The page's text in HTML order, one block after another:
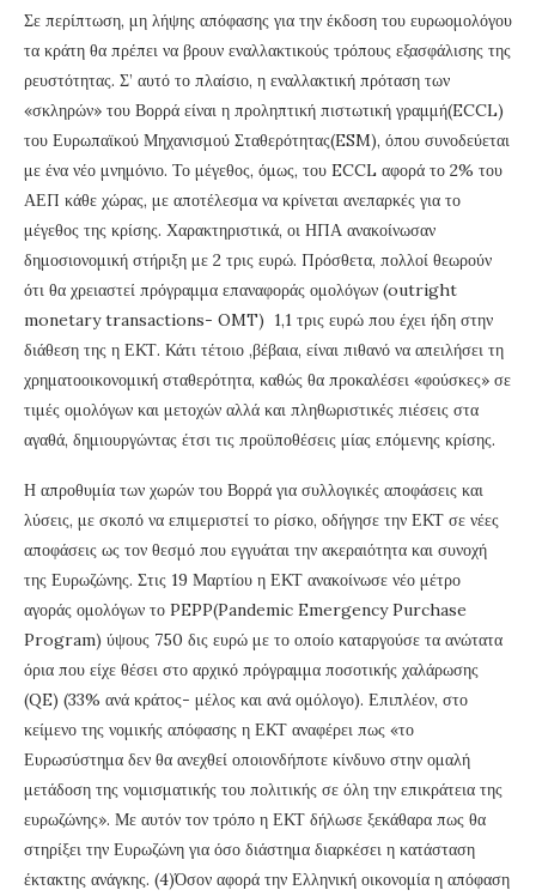
Σε περίπτωση, μη λήψης απόφασης για την έκδοση του ευρωομολόγου
τα κράτη θα πρέπει να βρουν εναλλακτικούς τρόπους εξασφάλισης της
ρευστότητας. Σ’ αυτό το πλαίσιο, η εναλλακτική πρόταση των
«σκληρών» του Βορρά είναι η προληπτική πιστωτική γραμμή(ECCL)
του Ευρωπαϊκού Μηχανισμού Σταθερότητας(ESM), όπου συνοδεύεται
με ένα νέο μνημόνιο. Το μέγεθος, όμως, του ECCL αφορά το 2% του
ΑΕΠ κάθε χώρας, με αποτέλεσμα να κρίνεται ανεπαρκές για το
μέγεθος της κρίσης. Χαρακτηριστικά, οι ΗΠΑ ανακοίνωσαν
δημοσιονομική στήριξη με 2 τρις ευρώ. Πρόσθετα, πολλοί θεωρούν
ότι θα χρειαστεί πρόγραμμα επαναφοράς ομολόγων (outright
monetary transactions- OMT) 1,1 τρις ευρώ που έχει ήδη στην
διάθεση της η ΕΚΤ. Κάτι τέτοιο ,βέβαια, είναι πιθανό να απειλήσει τη
χρηματοοικονομική σταθερότητα, καθώς θα προκαλέσει «φούσκες» σε
τιμές ομολόγων και μετοχών αλλά και πληθωριστικές πιέσεις στα
αγαθά, δημιουργώντας έτσι τις προϋποθέσεις μίας επόμενης κρίσης.
Η απροθυμία των χωρών του Βορρά για συλλογικές αποφάσεις και
λύσεις, με σκοπό να επιμεριστεί το ρίσκο, οδήγησε την ΕΚΤ σε νέες
αποφάσεις ως τον θεσμό που εγγυάται την ακεραιότητα και συνοχή
της Ευρωζώνης. Στις 19 Μαρτίου η ΕΚΤ ανακοίνωσε νέο μέτρο
αγοράς ομολόγων το PEPP(Pandemic Emergency Purchase
Program) ύψους 750 δις ευρώ με το οποίο καταργούσε τα ανώτατα
όρια που είχε θέσει στο αρχικό πρόγραμμα ποσοτικής χαλάρωσης
(QE) (33% ανά κράτος- μέλος και ανά ομόλογο). Επιπλέον, στο
κείμενο της νομικής απόφασης η ΕΚΤ αναφέρει πως «το
Ευρωσύστημα δεν θα ανεχθεί οποιονδήποτε κίνδυνο στην ομαλή
μετάδοση της νομισματικής του πολιτικής σε όλη την επικράτεια της
ευρωζώνης». Με αυτόν τον τρόπο η ΕΚΤ δήλωσε ξεκάθαρα πως θα
στηρίξει την Ευρωζώνη για όσο διάστημα διαρκέσει η κατάσταση
έκτακτης ανάγκης. (4)Όσον αφορά την Ελληνική οικονομία η απόφαση